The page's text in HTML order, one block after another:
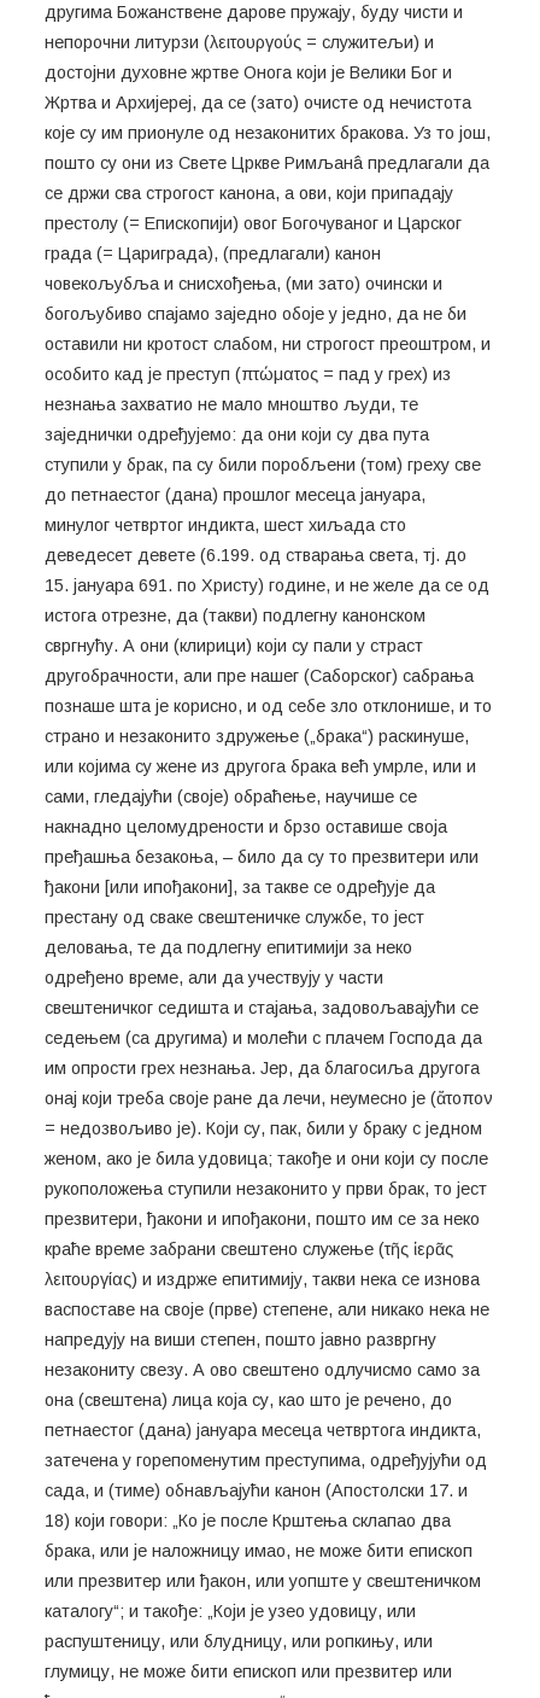
другима Божанствене дарове пружају, буду чисти и
непорочни литурзи (λειτουργούς = служитељи) и
достојни духовне жртве Онога који је Велики Бог и
Жртва и Архијереј, да се (зато) очисте од нечистота
које су им прионуле од незаконитих бракова. Уз то још,
пошто су они из Свете Цркве Римљанâ предлагали да
се држи сва строгост канона, а ови, који припадају
престолу (= Епископији) овог Богочуваног и Царског
града (= Цариграда), (предлагали) канон
човекољубља и снисхођења, (ми зато) очински и
богољубиво спајамо заједно обоје у једно, да не би
оставили ни кротост слабом, ни строгост преоштром, и
особито кад је преступ (πτώματος = пад у грех) из
незнања захватио не мало мноштво људи, те
заједнички одређујемо: да они који су два пута
ступили у брак, па су били поробљени (том) греху све
до петнаестог (дана) прошлог месеца јануара,
минулог четвртог индикта, шест хиљада сто
деведесет девете (6.199. од стварања света, тј. до
15. јануара 691. по Христу) године, и не желе да се од
истога отрезне, да (такви) подлегну канонском
свргнућу. А они (клирици) који су пали у страст
другобрачности, али пре нашег (Саборског) сабрања
познаше шта је корисно, и од себе зло отклонише, и то
страно и незаконито здружење („брака“) раскинуше,
или којима су жене из другога брака већ умрле, или и
сами, гледајући (своје) обраћење, научише се
накнадно целомудрености и брзо оставише своја
пређашња безакоња, – било да су то презвитери или
ђакони [или ипођакони], за такве се одређује да
престану од сваке свештеничке службе, то јест
деловања, те да подлегну епитимији за неко
одређено време, али да учествују у части
свештеничког седишта и стајања, задовољавајући се
седењем (са другима) и молећи с плачем Господа да
им опрости грех незнања. Јер, да благосиља другога
онај који треба своје ране да лечи, неумесно је (ἄτoπoν
= недозвољиво је). Који су, пак, били у браку с једном
женом, ако је била удовица; такође и они који су после
рукоположења ступили незаконито у први брак, то јест
презвитери, ђакони и ипођакони, пошто им се за неко
краће време забрани свештено служење (τῆς ἱερᾶς
λειτουργίας) и издрже епитимију, такви нека се изнова
васпоставе на своје (прве) степене, али никако нека не
напредују на виши степен, пошто јавно развргну
незакониту свезу. А ово свештено одлучисмо само за
она (свештена) лица која су, као што је речено, до
петнаестог (дана) јануара месеца четвртога индикта,
затечена у горепоменутим преступима, одређујући од
сада, и (тиме) обнављајући канон (Апостолски 17. и
18) који говори: „Ко је после Крштења склапао два
брака, или је наложницу имао, не може бити епископ
или презвитер или ђакон, или уопште у свештеничком
каталогу“; и такође: „Који је узео удовицу, или
распуштеницу, или блудницу, или ропкињу, или
глумицу, не може бити епископ или презвитер или